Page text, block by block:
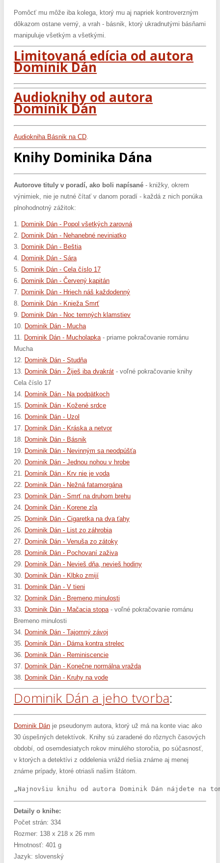
Pomôcť mu môže iba kolega, ktorý mu aj napriek kontroverzným
dôkazom ostane verný, a vrah - básnik, ktorý ukradnutými básňami
manipuluje všetkým a všetkými.
Limitovaná edícia od autora
Dominik Dán
Audioknihy od autora
Dominik Dán
Audiokniha Básnik na CD.
Knihy Dominika Dána
Autorove tituly v poradí, ako boli napísané - knižky, okrem
výnimiek, nie je nutné čítať v danom poradí - každá z nich ponúka
plnohodnotný zážitok:
1. Dominik Dán - Popol všetkých zarovná
2. Dominik Dán - Nehanebné neviniatko
3. Dominik Dán - Beštia
4. Dominik Dán - Sára
5. Dominik Dán - Cela číslo 17
6. Dominik Dán - Červený kapitán
7. Dominik Dán - Hriech náš každodenný
8. Dominik Dán - Knieža Smrť
9. Dominik Dán - Noc temných klamstiev
10. Dominik Dán - Mucha
11. Dominik Dán - Mucholapka- priame pokračovanie románu
Mucha
12. Dominik Dán - Studňa
13. Dominik Dán - Žiješ iba dvakrát - voľné pokračovanie knihy
Cela číslo 17
14. Dominik Dán - Na podpätkoch
15. Dominik Dán - Kožené srdce
16. Dominik Dán - Uzol
17. Dominik Dán - Kráska a netvor
18. Dominik Dán - Básnik
19. Dominik Dán - Nevinným sa neodpúšťa
20. Dominik Dán - Jednou nohou v hrobe
21. Dominik Dán - Krv nie je voda
22. Dominik Dán - Nežná fatamorgána
23. Dominik Dán - Smrť na druhom brehu
24. Dominik Dán - Korene zla
25. Dominik Dán - Cigaretka na dva ťahy
26. Dominik Dán - List zo záhrobia
27. Dominik Dán - Venuša zo zátoky
28. Dominik Dán - Pochovaní zaživa
29. Dominik Dán - Nevieš dňa, nevieš hodiny
30. Dominik Dán - Klbko zmijí
31. Dominik Dán - V tieni
32. Dominik Dán - Bremeno minulosti
33. Dominik Dán - Mačacia stopa- voľné pokračovanie románu
Bremeno minulosti
34. Dominik Dán - Tajomný závoj
35. Dominik Dán - Dáma kontra strelec
36. Dominik Dán - Reminiscencie
37. Dominik Dán - Konečne normálna vražda
38. Dominik Dán - Kruhy na vode
Dominik Dán a jeho tvorba:
Dominik Dán je pseudonym autora, ktorý už má na konte viac ako
30 úspešných detektívok. Knihy sú zaradené do rôznych časových
období, od osemdesiatych rokov minulého storočia, po súčasnosť,
v ktorých a detektívi z oddelenia vrážd riešia známe aj menej
známe prípady, ktoré otriasli našim štátom.
„Najnovšiu knihu od autora Dominik Dán nájdete na
Detaily o knihe:
Počet strán: 334
Rozmer: 138 x 218 x 26 mm
Hmotnosť: 401 g
Jazyk: slovenský